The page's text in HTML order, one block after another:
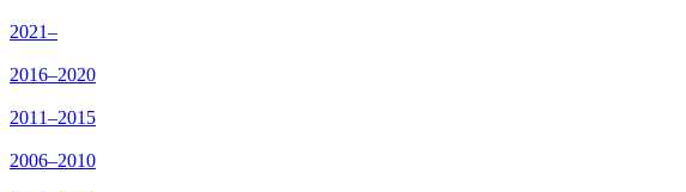
2021–
2016–2020
2011–2015
2006–2010